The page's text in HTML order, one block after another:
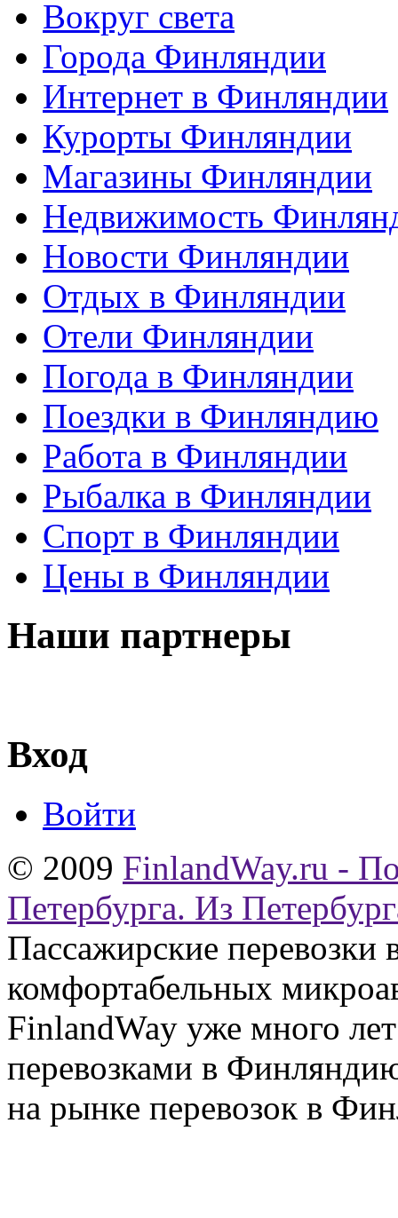
Вокруг света
Города Финляндии
Интернет в Финляндии
Курорты Финляндии
Магазины Финляндии
Недвижимость
Новости Финляндии
Отдых в Финляндии
Отели Финляндии
Погода в Финляндии
Поездки в Финляндию
Работа в Финляндии
Рыбалка в Финляндии
Спорт в Финляндии
Цены в Финляндии
Наши партнеры
Вход
Войти
© 2009 FinlandWay.ru -
Петербурга. Из
Пассажирские
комфортабельных
FinlandWay уже много
перевозками в
на рынке перевозок в